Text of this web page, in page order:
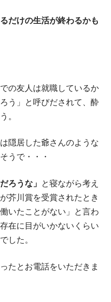
だけの生活が終わるかも
の友人は就職しているか
う」と呼びだされて、酔
。
隠居した爺さんのような
うで・・・
ろうな」
と寝ながら考え
芥川賞を受賞されたとき
いたことがない」と言わ
在に目がいかないくらい
した。
たとお電話をいただきま